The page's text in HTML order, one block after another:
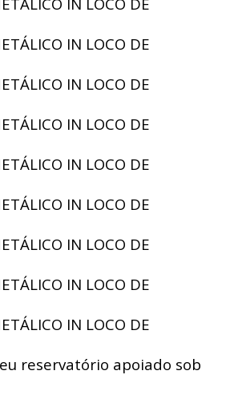
IN LOCO DE
IN LOCO DE
IN LOCO DE
IN LOCO DE
IN LOCO DE
IN LOCO DE
IN LOCO DE
IN LOCO DE
reservatório apoiado sob